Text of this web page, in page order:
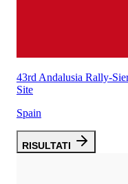
43rd Andalusia Rally-
Site
Spain
RISULTATI